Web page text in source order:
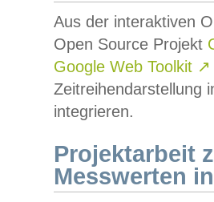
Aus der interaktiven
Open Source Projekt
Google Web Toolkit ↗
Zeitreihendarstellung
integrieren.
Projektarbeit
Messwerten